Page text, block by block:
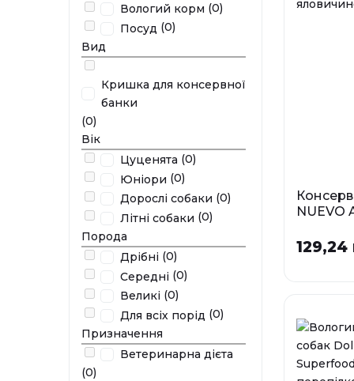
Вологий корм (0)
Посуд (0)
Вид
Кришка для консервної
банки
(0)
Вік
Цуценята (0)
Юніори (0)
Дорослі собаки (0)
Літні собаки (0)
Порода
Дрібні (0)
Середні (0)
Великі (0)
Для всіх порід (0)
Призначення
Ветеринарна дієта
(0)
NUEVO
129,24